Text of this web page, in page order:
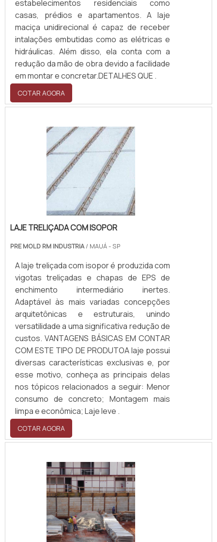
estabelecimentos residenciais como
casas, prédios e apartamentos. A laje
maciça unidirecional é capaz de receber
intalações embutidas como as elétricas e
hidráulicas. Além disso, ela conta com a
redução da mão de obra devido a facilidade
em montar e concretar.DETALHES QUE .
COTAR AGORA
LAJE TRELIÇADA COM ISOPOR
PRE MOLD RM INDUSTRIA/ MAUÁ - SP
A laje treliçada com isopor é produzida com
vigotas treliçadas e chapas de EPS de
enchimento intermediário inertes.
Adaptável às mais variadas concepções
arquitetônicas e estruturais, unindo
versatilidade a uma significativa redução de
custos. VANTAGENS BÁSICAS EM CONTAR
COM ESTE TIPO DE PRODUTOA laje possui
diversas características exclusivas e, por
esse motivo, conheça as principais delas
nos tópicos relacionados a seguir: Menor
consumo de concreto; Montagem mais
limpa e econômica; Laje leve .
COTAR AGORA